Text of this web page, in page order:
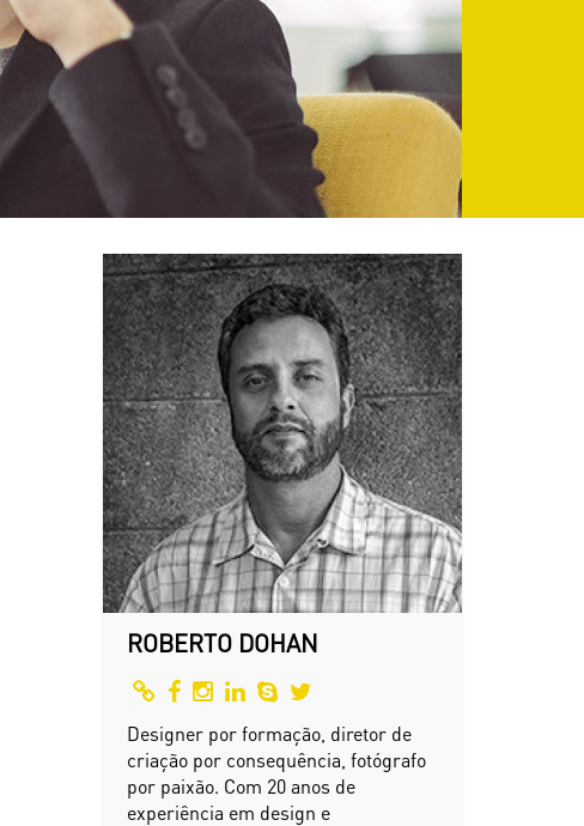
ROBERTO DOHAN
Designer por formação, diretor de
criação por consequência, fotógrafo
por paixão. Com 20 anos de
experiência em design e